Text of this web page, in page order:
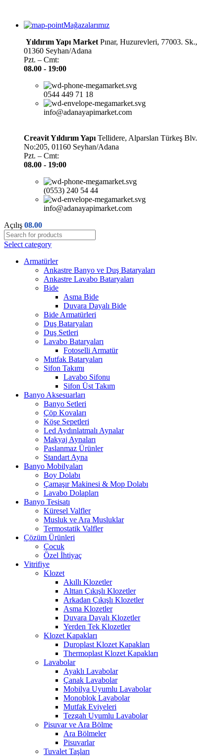
Mağazalarımız
Yıldırım Yapı Market Pınar, Huzurevleri, 77003. Sk.,
01360 Seyhan/Adana
Pzt. – Cmt:
08.00 - 19:00
0544 449 71 18
info@adanayapimarket.com
Creavit Yıldırım Yapı Tellidere, Alparslan Türkeş Blv.
No:205, 01160 Seyhan/Adana
Pzt. – Cmt:
08.00 - 19:00
(0553) 240 54 44
info@adanayapimarket.com
Açılış 08.00
Select category
Armatürler
Ankastre Banyo ve Duş Bataryaları
Ankastre Lavabo Bataryaları
Bide
Asma Bide
Duvara Dayalı Bide
Bide Armatürleri
Duş Bataryaları
Duş Setleri
Lavabo Bataryaları
Fotoselli Armatür
Mutfak Bataryaları
Sifon Takımı
Lavabo Sifonu
Sifon Üst Takım
Banyo Aksesuarları
Banyo Setleri
Çöp Kovaları
Köşe Sepetleri
Led Aydınlatmalı Aynalar
Makyaj Aynaları
Paslanmaz Ürünler
Standart Ayna
Banyo Mobilyaları
Boy Dolabı
Çamaşır Makinesi & Mop Dolabı
Lavabo Dolapları
Banyo Tesisatı
Küresel Valfler
Musluk ve Ara Musluklar
Termostatik Valfler
Çözüm Ürünleri
Çocuk
Özel İhtiyaç
Vitrifiye
Klozet
Akıllı Klozetler
Alttan Çıkışlı Klozetler
Arkadan Çıkışlı Klozetler
Asma Klozetler
Duvara Dayalı Klozetler
Yerden Tek Klozetler
Klozet Kapakları
Duroplast Klozet Kapakları
Thermoplast Klozet Kapakları
Lavabolar
Ayaklı Lavabolar
Çanak Lavabolar
Mobilya Uyumlu Lavabolar
Monoblok Lavabolar
Mutfak Eviyeleri
Tezgah Uyumlu Lavabolar
Pisuvar ve Ara Bölme
Ara Bölmeler
Pisuvarlar
Tuvalet Taşları